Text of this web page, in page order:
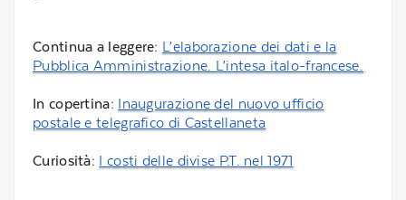
Continua a leggere: L’elaborazione dei dati e la
Pubblica Amministrazione. L’intesa italo-francese.
In copertina: Inaugurazione del nuovo ufficio
postale e telegrafico di Castellaneta
Curiosità: I costi delle divise P.T. nel 1971